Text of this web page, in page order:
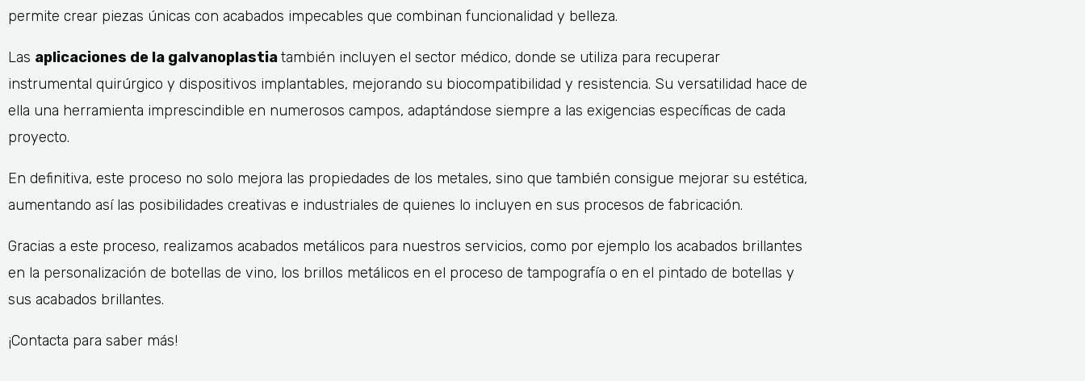
permite crear piezas únicas con acabados impecables que combinan funcionalidad y belleza.
Las aplicaciones de la galvanoplastiatambién incluyen el sector médico, donde se utiliza para recuperar
instrumental quirúrgico y dispositivos implantables, mejorando su biocompatibilidad y resistencia. Su versatilidad hace de
ella una herramienta imprescindible en numerosos campos, adaptándose siempre a las exigencias específicas de cada
proyecto.
En definitiva, este proceso no solo mejora las propiedades de los metales, sino que también consigue mejorar su estética,
aumentando así las posibilidades creativas e industriales de quienes lo incluyen en sus procesos de fabricación.
Gracias a este proceso, realizamos acabados metálicos para nuestros servicios, como por ejemplo los acabados brillantes
en la personalización de botellas de vino, los brillos metálicos en el proceso de tampografía o en el pintado de botellas y
sus acabados brillantes.
¡Contacta para saber más!